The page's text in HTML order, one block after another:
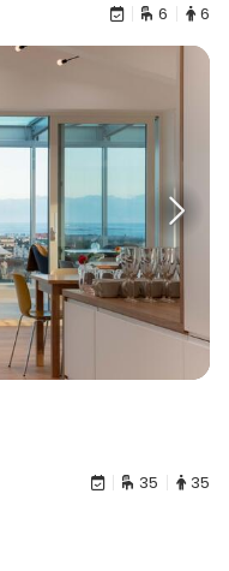
6 6
35 35